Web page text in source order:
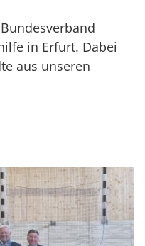
in Erfurt. Dabei
aus unseren